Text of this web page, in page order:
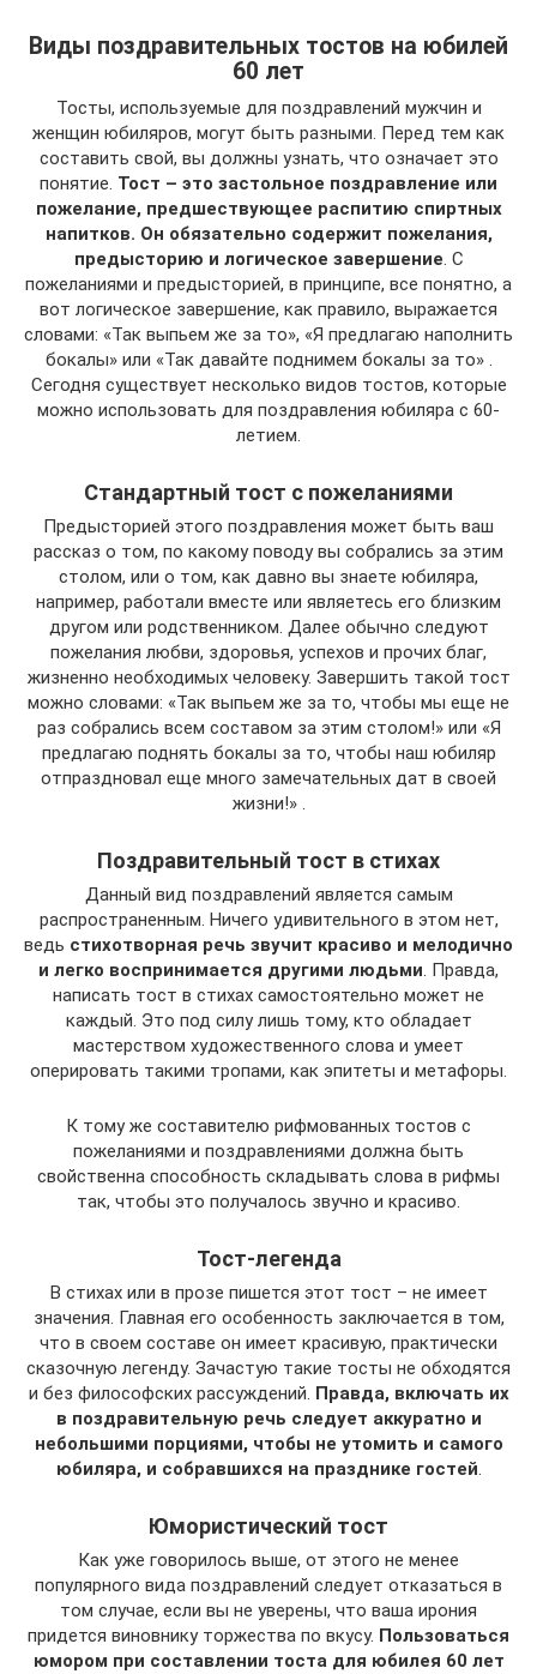
Виды поздравительных тостов на юбилей
60 лет
Тосты, используемые для поздравлений мужчин и
женщин юбиляров, могут быть разными. Перед тем как
составить свой, вы должны узнать, что означает это
понятие. Тост – это застольное поздравление или
пожелание, предшествующее распитию спиртных
напитков. Он обязательно содержит пожелания,
предысторию и логическое завершение. С
пожеланиями и предысторией, в принципе, все понятно, а
вот логическое завершение, как правило, выражается
словами: «Так выпьем же за то», «Я предлагаю наполнить
бокалы» или «Так давайте поднимем бокалы за то» .
Сегодня существует несколько видов тостов, которые
можно использовать для поздравления юбиляра с 60-
летием.
Стандартный тост с пожеланиями
Предысторией этого поздравления может быть ваш
рассказ о том, по какому поводу вы собрались за этим
столом, или о том, как давно вы знаете юбиляра,
например, работали вместе или являетесь его близким
другом или родственником. Далее обычно следуют
пожелания любви, здоровья, успехов и прочих благ,
жизненно необходимых человеку. Завершить такой тост
можно словами: «Так выпьем же за то, чтобы мы еще не
раз собрались всем составом за этим столом!» или «Я
предлагаю поднять бокалы за то, чтобы наш юбиляр
отпраздновал еще много замечательных дат в своей
жизни!» .
Поздравительный тост в стихах
Данный вид поздравлений является самым
распространенным. Ничего удивительного в этом нет,
ведь стихотворная речь звучит красиво и мелодично
и легко воспринимается другими людьми. Правда,
написать тост в стихах самостоятельно может не
каждый. Это под силу лишь тому, кто обладает
мастерством художественного слова и умеет
оперировать такими тропами, как эпитеты и метафоры.
К тому же составителю рифмованных тостов с
пожеланиями и поздравлениями должна быть
свойственна способность складывать слова в рифмы
так, чтобы это получалось звучно и красиво.
Тост-легенда
В стихах или в прозе пишется этот тост – не имеет
значения. Главная его особенность заключается в том,
что в своем составе он имеет красивую, практически
сказочную легенду. Зачастую такие тосты не обходятся
и без философских рассуждений. Правда, включать их
в поздравительную речь следует аккуратно и
небольшими порциями, чтобы не утомить и самого
юбиляра, и собравшихся на празднике гостей.
Юмористический тост
Как уже говорилось выше, от этого не менее
популярного вида поздравлений следует отказаться в
том случае, если вы не уверены, что ваша ирония
придется виновнику торжества по вкусу. Пользоваться
юмором при составлении тоста для юбилея 60 лет